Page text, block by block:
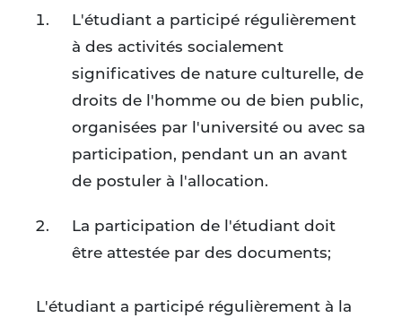
L'étudiant a participé régulièrement
à des activités socialement
significatives de nature culturelle, de
droits de l'homme ou de bien public,
organisées par l'université ou avec sa
participation, pendant un an avant
de postuler à l'allocation.
La participation de l'étudiant doit
être attestée par des documents;
L'étudiant a participé régulièrement à la